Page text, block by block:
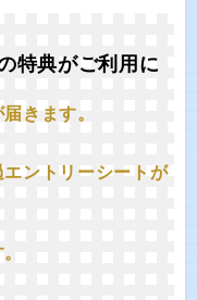
特典がご利用に
きます。
エントリーシートが